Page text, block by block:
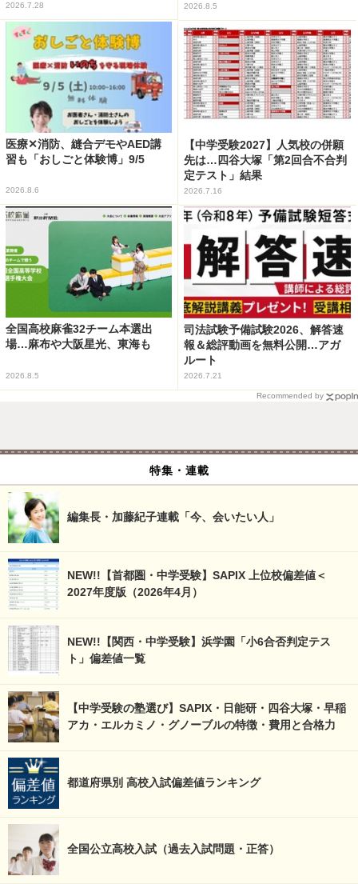
2026.7.28 2026.8.5
医療✕消防、縫合デモやAED講
習も「おしごと体験博」9/5
2026.8.6
【中学受験2027】人気校の併願
先は…四谷大塚「第2回合不合判
定テスト」結果
2026.7.16
全国高校麻雀32チーム本選出
場…麻布や大阪星光、東海も
2026.8.5
司法試験予備試験2026、解答速
報＆総評動画を無料公開…アガ
ルート
2026.7.21
Recommended by
特集・連載
編集長・加藤紀子連載「今、会いたい人」
NEW!!【首都圏・中学受験】SAPIX 上位校偏差値＜
2027年度版（2026年4月）
NEW!!【関西・中学受験】浜学園「小6合否判定テス
ト」偏差値一覧
【中学受験の塾選び】SAPIX・日能研・四谷大塚・早稲
アカ・エルカミノ・グノーブルの特徴・費用と合格力
都道府県別 高校入試偏差値ランキング
全国公立高校入試（過去入試問題・正答）